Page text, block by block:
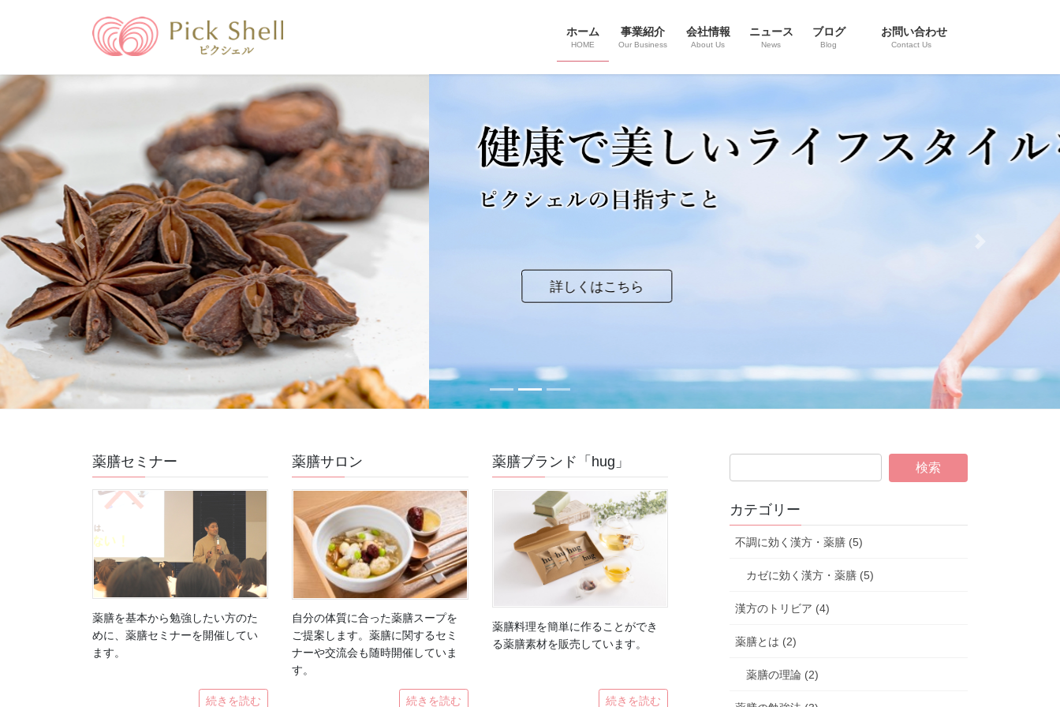
ツ
キ
ッ
シ
に
移
ホーム
HOME
事業紹介
Our Business
会社情報
About Us
ニュース
News
ブログ
Blog
お問い合わせ
Contact Us
詳しくはこちら
Previous
薬膳セミナー
薬膳を基本から勉強したい方のた
めに、薬膳セミナーを開催してい
ます。
続きを読む
薬膳サロン
自分の体質に合った薬膳スープを
ご提案します。薬膳に関するセミ
ナーや交流会も随時開催していま
す。
続きを読む
薬膳ブランド「hug」
薬膳料理を簡単に作ることができ
る薬膳素材を販売しています。
続きを読む
カテゴリー
不調に効く漢方・薬膳 (5)
カゼに効く漢方・薬膳 (5)
漢方のトリビア (4)
薬膳とは (2)
薬膳の理論 (2)